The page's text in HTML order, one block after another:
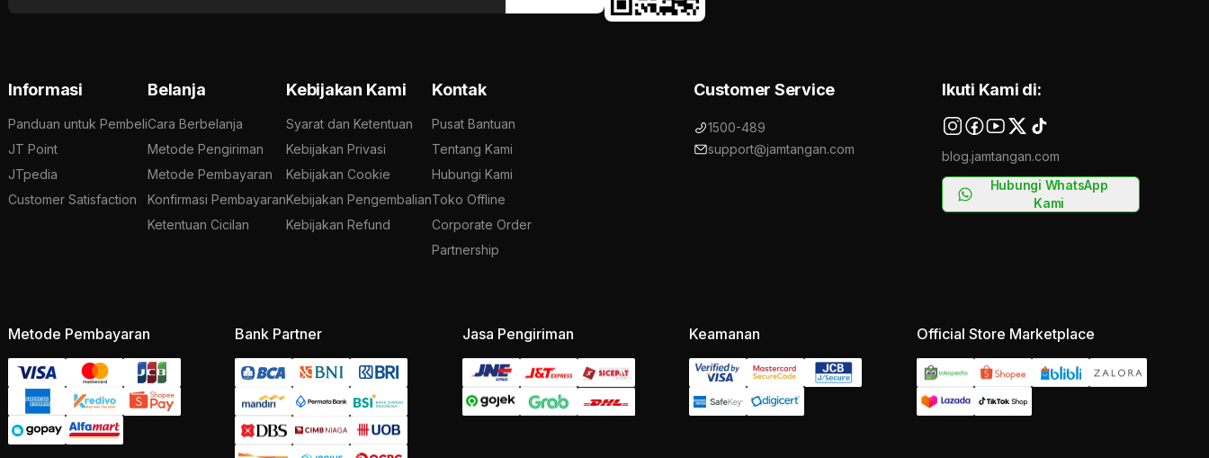
Informasi
Panduan untuk Pembeli
JT Point
JTpedia
Customer Satisfaction
Belanja
Cara Berbelanja
Metode Pengiriman
Metode Pembayaran
Konfirmasi Pembayaran
Ketentuan Cicilan
Kebijakan Kami
Syarat dan Ketentuan
Kebijakan Privasi
Kebijakan Cookie
Kebijakan Pengembalian
Kebijakan Refund
Kontak
Pusat Bantuan
Tentang Kami
Hubungi Kami
Toko Offline
Corporate Order
Partnership
Customer Service
1500-489
support@jamtangan.com
Ikuti Kami di:
blog.jamtangan.com
Hubungi WhatsApp
Kami
Metode Pembayaran Bank Partner Jasa Pengiriman Keamanan Official Store Marketplace